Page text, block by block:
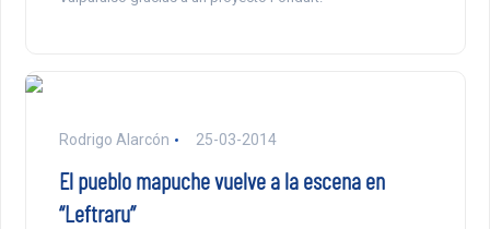
Rodrigo Alarcón 25-03-2014
El pueblo mapuche vuelve a la escena en
“Leftraru”